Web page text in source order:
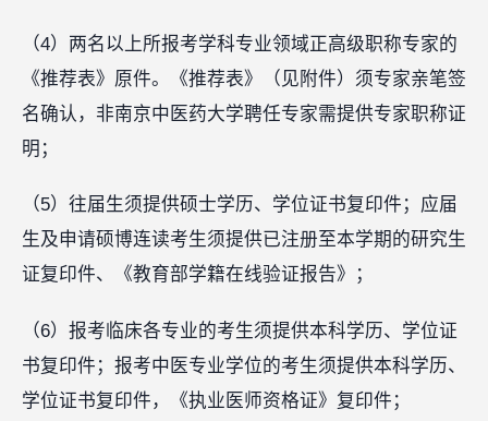
（4）两名以上所报考学科专业领域正高级职称专家的
《推荐表》原件。《推荐表》（见附件）须专家亲笔签
名确认，非南京中医药大学聘任专家需提供专家职称证
明；
（5）往届生须提供硕士学历、学位证书复印件；应届
生及申请硕博连读考生须提供已注册至本学期的研究生
证复印件、《教育部学籍在线验证报告》；
（6）报考临床各专业的考生须提供本科学历、学位证
书复印件；报考中医专业学位的考生须提供本科学历、
学位证书复印件，《执业医师资格证》复印件；